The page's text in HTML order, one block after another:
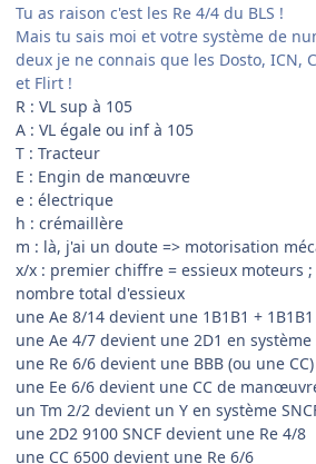
Tu as raison c'est les Re 4/4 du BLS !
Mais tu sais moi et votre système de
deux je ne connais que les Dosto, ICN,
et Flirt !
R : VL sup à 105
A : VL égale ou inf à 105
T : Tracteur
E : Engin de manœuvre
e : électrique
h : crémaillère
m : là, j'ai un doute => motorisation
x/x : premier chiffre = essieux moteurs
nombre total d'essieux
une Ae 8/14 devient une 1B1B1 +
une Ae 4/7 devient une 2D1 en système
une Re 6/6 devient une BBB (ou une
une Ee 6/6 devient une CC de
un Tm 2/2 devient un Y en système
une 2D2 9100 SNCF devient une Re 4/8
une CC 6500 devient une Re 6/6